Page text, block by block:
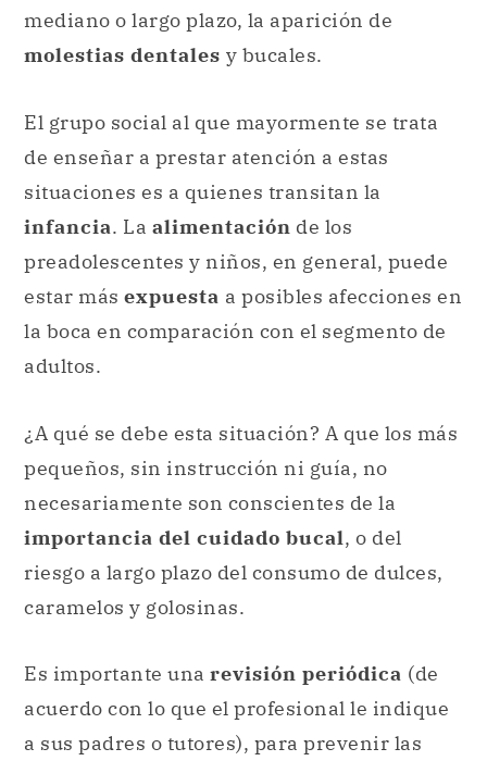
mediano o largo plazo, la aparición de
molestias dentales y bucales.
El grupo social al que mayormente se trata
de enseñar a prestar atención a estas
situaciones es a quienes transitan la
infancia. La alimentación de los
preadolescentes y niños, en general, puede
estar más expuesta a posibles afecciones en
la boca en comparación con el segmento de
adultos.
¿A qué se debe esta situación? A que los más
pequeños, sin instrucción ni guía, no
necesariamente son conscientes de la
importancia del cuidado bucal, o del
riesgo a largo plazo del consumo de dulces,
caramelos y golosinas.
Es importante una revisión periódica (de
acuerdo con lo que el profesional le indique
a sus padres o tutores), para prevenir las